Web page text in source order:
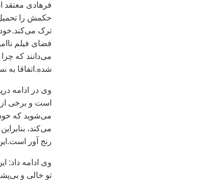
فرهادی معتقد
حکمش را
ترک
فضای فيلم
می‌دانند که
شده.اتفاقا به
وی در ادامه‌
است و برخی
می‌شويد که خود
می‌کند،
رنج آور
وی ادامه
تو خالی و